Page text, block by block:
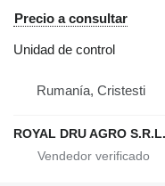
Precio a consultar
Unidad de control
Rumanía, Cristesti
ROYAL DRU AGRO S.R.L.